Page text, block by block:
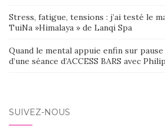
Stress, fatigue, tensions : j’ai testé le
TuiNa »Himalaya » de Lanqi Spa
Quand le mental appuie enfin sur
d’une séance d’ACCESS BARS avec
SUIVEZ-NOUS